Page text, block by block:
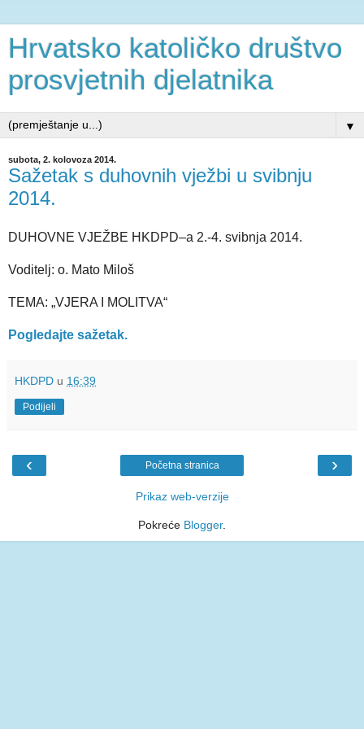
Hrvatsko katoličko društvo
prosvjetnih djelatnika
▼
subota, 2. kolovoza 2014.
Sažetak s duhovnih vježbi u svibnju
2014.
DUHOVNE VJEŽBE HKDPD–a 2.-4. svibnja 2014.
Voditelj: o. Mato Miloš
TEMA: „VJERA I MOLITVA“
Pogledajte sažetak.
HKDPD u 16:39
Podijeli
‹ ›
Početna stranica
Prikaz web-verzije
Pokreće Blogger.